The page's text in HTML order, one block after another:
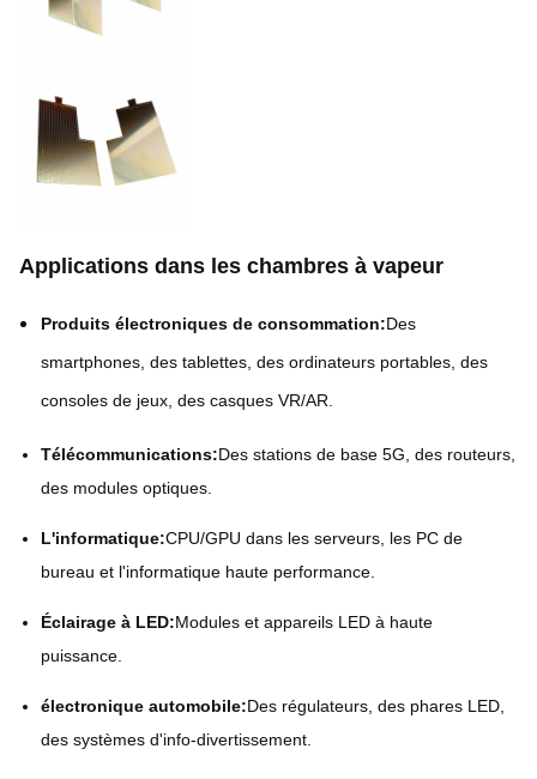
Applications dans les chambres à vapeur
Produits électroniques de consommation:Des
smartphones, des tablettes, des ordinateurs portables, des
consoles de jeux, des casques VR/AR.
Télécommunications:Des stations de base 5G, des routeurs,
des modules optiques.
L'informatique:CPU/GPU dans les serveurs, les PC de
bureau et l'informatique haute performance.
Éclairage à LED:Modules et appareils LED à haute
puissance.
électronique automobile:Des régulateurs, des phares LED,
des systèmes d'info-divertissement.